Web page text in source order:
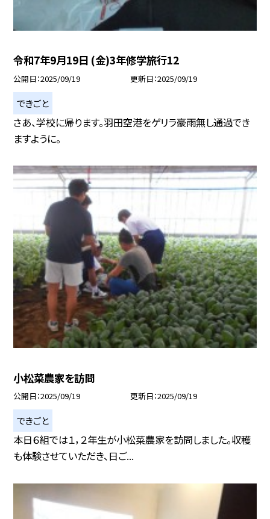
令和7年9月19日 (金)3年修学旅行12
公開日 2025/09/19 更新日 2025/09/19
できごと
さあ、学校に帰ります。羽田空港をゲリラ豪雨無し通過でき
ますように。
小松菜農家を訪問
公開日 2025/09/19 更新日 2025/09/19
できごと
本日６組では１，２年生が小松菜農家を訪問しました。収穫
も体験させていただき、日ご...